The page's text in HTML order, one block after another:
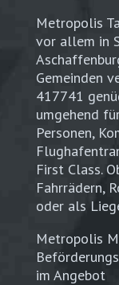
Metropolis
vor allem in
Gemeinden
417741
umgehend
Personen,
First Class.
Fahrrädern,
oder als
Metropolis
im Angebot